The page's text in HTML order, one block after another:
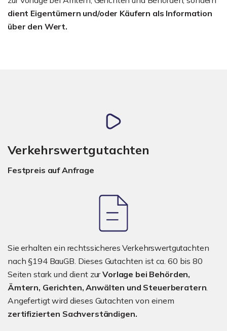
dient Eigentümern und/oder Käufern als Information
über den Wert.
Verkehrswertgutachten
Festpreis auf Anfrage
Sie erhalten ein rechtssicheres Verkehrswertgutachten
nach §194 BauGB. Dieses Gutachten ist ca. 60 bis 80
Seiten stark und dient zurVorlage bei Behörden,
Ämtern, Gerichten, Anwälten und Steuerberatern
Angefertigt wird dieses Gutachten von einem
zertifizierten Sachverständigen.